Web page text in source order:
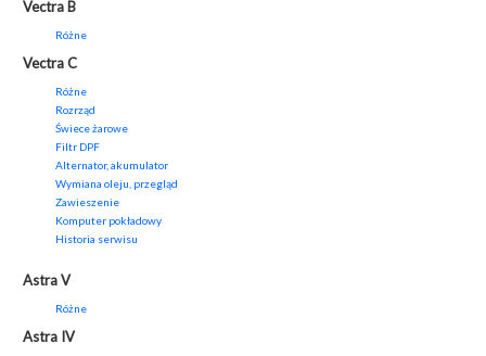
Vectra B
Różne
Vectra C
Różne
Rozrząd
Świece żarowe
Filtr DPF
Alternator, akumulator
Wymiana oleju, przegląd
Zawieszenie
Komputer pokładowy
Historia serwisu
Astra V
Różne
Astra IV